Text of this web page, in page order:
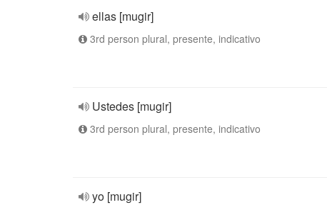
ellas [mugir]
3rd person plural, presente, indicativo
Ustedes [mugir]
3rd person plural, presente, indicativo
yo [mugir]